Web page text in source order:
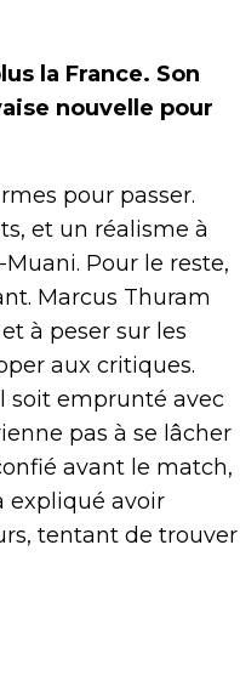
la France. Son
nouvelle pour
pour passer.
et un réalisme à
Pour le reste,
Marcus Thuram
à peser sur les
aux critiques.
soit emprunté avec
pas à se lâcher
avant le match,
expliqué avoir
tentant de trouver